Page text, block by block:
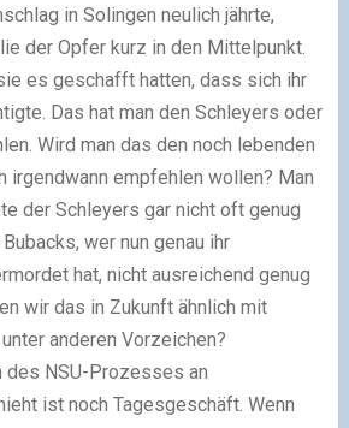
in Solingen neulich jährte,
der Opfer kurz in den Mittelpunkt.
es geschafft hatten, dass sich ihr
Das hat man den Schleyers oder
Wird man das den noch lebenden
irgendwann empfehlen wollen? Man
der Schleyers gar nicht oft genug
wer nun genau ihr
hat, nicht ausreichend genug
wir das in Zukunft ähnlich mit
anderen Vorzeichen?
des NSU-Prozesses an
ist noch Tagesgeschäft. Wenn